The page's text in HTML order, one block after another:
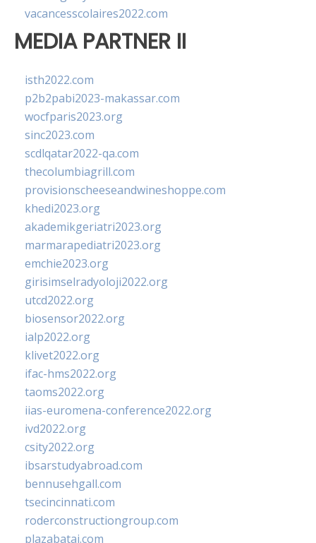
vacancesscolaires2022.com
MEDIA PARTNER II
isth2022.com
p2b2pabi2023-makassar.com
wocfparis2023.org
sinc2023.com
scdlqatar2022-qa.com
thecolumbiagrill.com
provisionscheeseandwineshoppe.com
khedi2023.org
akademikgeriatri2023.org
marmarapediatri2023.org
emchie2023.org
girisimselradyoloji2022.org
utcd2022.org
biosensor2022.org
ialp2022.org
klivet2022.org
ifac-hms2022.org
taoms2022.org
iias-euromena-conference2022.org
ivd2022.org
csity2022.org
ibsarstudyabroad.com
bennusehgall.com
tsecincinnati.com
roderconstructiongroup.com
plazabatai.com